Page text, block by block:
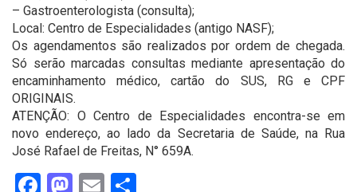
– Gastroenterologista (consulta);
Local: Centro de Especialidades (antigo NASF);
Os agendamentos são realizados por ordem de chegada.
Só serão marcadas consultas mediante apresentação do
encaminhamento médico, cartão do SUS, RG e CPF
ORIGINAIS.
ATENÇÃO: O Centro de Especialidades encontra-se em
novo endereço, ao lado da Secretaria de Saúde, na Rua
José Rafael de Freitas, N° 659A.
Facebook
Mastodon
Email